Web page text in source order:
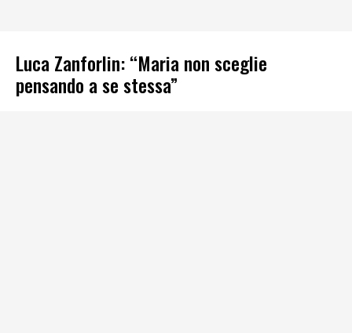
Luca Zanforlin: “Maria non sceglie
pensando a se stessa”